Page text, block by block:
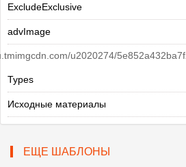
ExcludeExclusive
advImage
u2020274/
Types
Исходные материалы
ЕЩЕ ШАБЛОНЫ